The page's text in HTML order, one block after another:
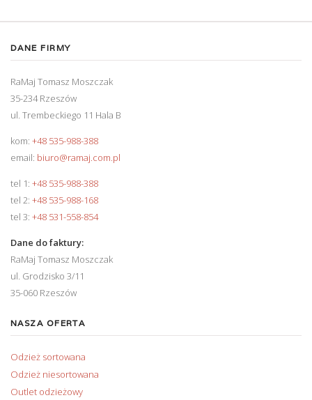
DANE FIRMY
RaMaj Tomasz Moszczak
35-234 Rzeszów
ul. Trembeckiego 11 Hala B
kom: +48 535-988-388
email: biuro@ramaj.com.pl
tel 1: +48 535-988-388
tel 2: +48 535-988-168
tel 3: +48 531-558-854
Dane do faktury:
RaMaj Tomasz Moszczak
ul. Grodzisko 3/11
35-060 Rzeszów
NASZA OFERTA
Odzież sortowana
Odzież niesortowana
Outlet odzieżowy